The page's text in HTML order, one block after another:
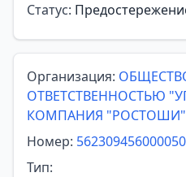
Статус:
Организация:
ОТВЕТСТВЕННОСТЬЮ
КОМПАНИЯ "РОСТОШИ"
Номер:
Тип: